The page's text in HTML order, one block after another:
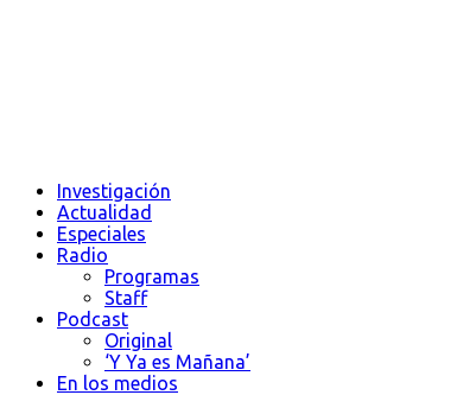
Investigación
Actualidad
Especiales
Radio
Programas
Staff
Podcast
Original
‘Y Ya es Mañana’
En los medios